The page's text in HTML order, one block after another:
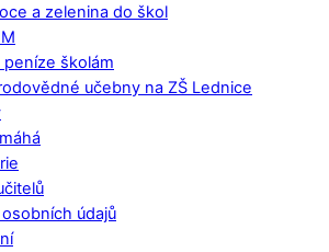
a zelenina do škol
peníze školám
učebny na ZŠ Lednice
údajů